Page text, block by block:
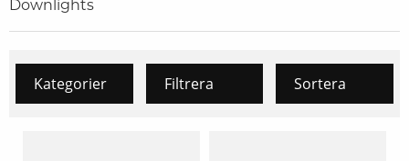
Downlights
Kategorier Filtrera Sortera